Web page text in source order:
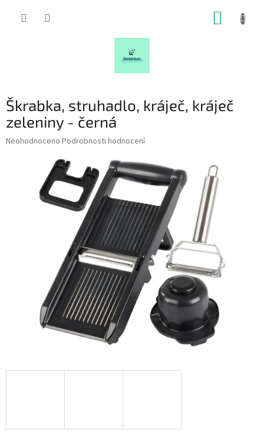
Škrabka, struhadlo, kráječ, kráječ
zeleniny - černá
Průměrné
Neohodnoceno Podrobnosti hodnocení